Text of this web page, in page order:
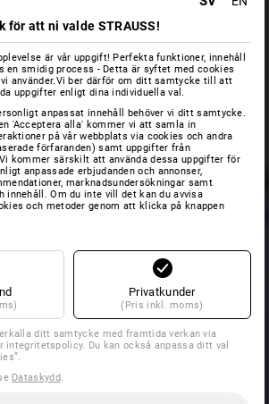
för att ni valde STRAUSS!
är vår uppgift! Perfekta funktioner, innehåll
en smidig process - Detta är syftet med cookies
använder.Vi ber därför om ditt samtycke till att
uppgifter enligt dina individuella val.
anpassat innehåll behöver vi ditt samtycke.
'Acceptera alla' kommer vi att samla in
på vår webbplats via cookies och andra
förfaranden) samt uppgifter från
kommer särskilt att använda dessa uppgifter för
anpassade erbjudanden och annonser,
marknadsundersökningar samt
innehåll. Om du inte vill det kan du avvisa
och metoder genom att klicka på knappen
Privatkunder
(Pris inkl. moms)
ditt samtycke med framtida verkan via
integritetspolicy. Du kan också anpassa ditt val
Dataskydd.